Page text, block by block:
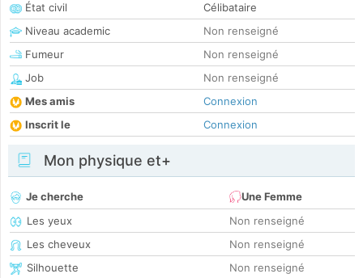
État civil
Célibataire
Niveau academic
Non renseigné
Fumeur
Non renseigné
Job
Non renseigné
Mes amis
Connexion
Inscrit le
Connexion
Mon physique et+
Je cherche
Une Femme
Les yeux
Non renseigné
Les cheveux
Non renseigné
Silhouette
Non renseigné